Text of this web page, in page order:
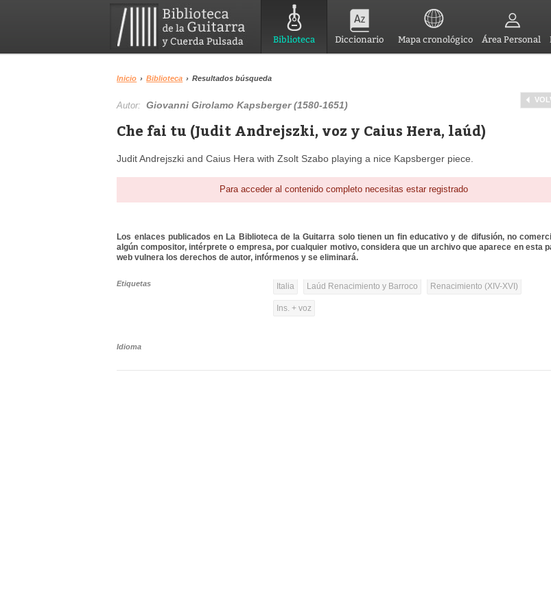
Biblioteca Diccionario Mapa cronológico Área Personal
Inicio › Biblioteca › Resultados búsqueda
Autor:Giovanni Girolamo Kapsberger (1580-1651)
Che fai tu (Judit Andrejszki, voz y Caius Hera, laúd)
Judit Andrejszki and Caius Hera with Zsolt Szabo playing a nice Kapsberger piece.
Para acceder al contenido completo necesitas estar registrado
Los enlaces publicados en La Biblioteca de la Guitarra solo tienen un fin educativo y de difusión, no
algún compositor, intérprete o empresa, por cualquier motivo, considera que un archivo que aparece en esta
web vulnera los derechos de autor, infórmenos y se eliminará.
Etiquetas Italia Laúd Renacimiento y Barroco Renacimiento (XIV-XVI)
Ins. + voz
Idioma